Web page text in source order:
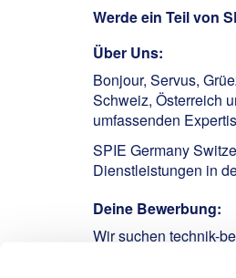
Werde ein Teil von
Über Uns:
Bonjour, Servus,
Schweiz, Österreich
umfassenden
SPIE Germany
Dienstleistungen in
Deine Bewerbung:
Wir suchen technik-